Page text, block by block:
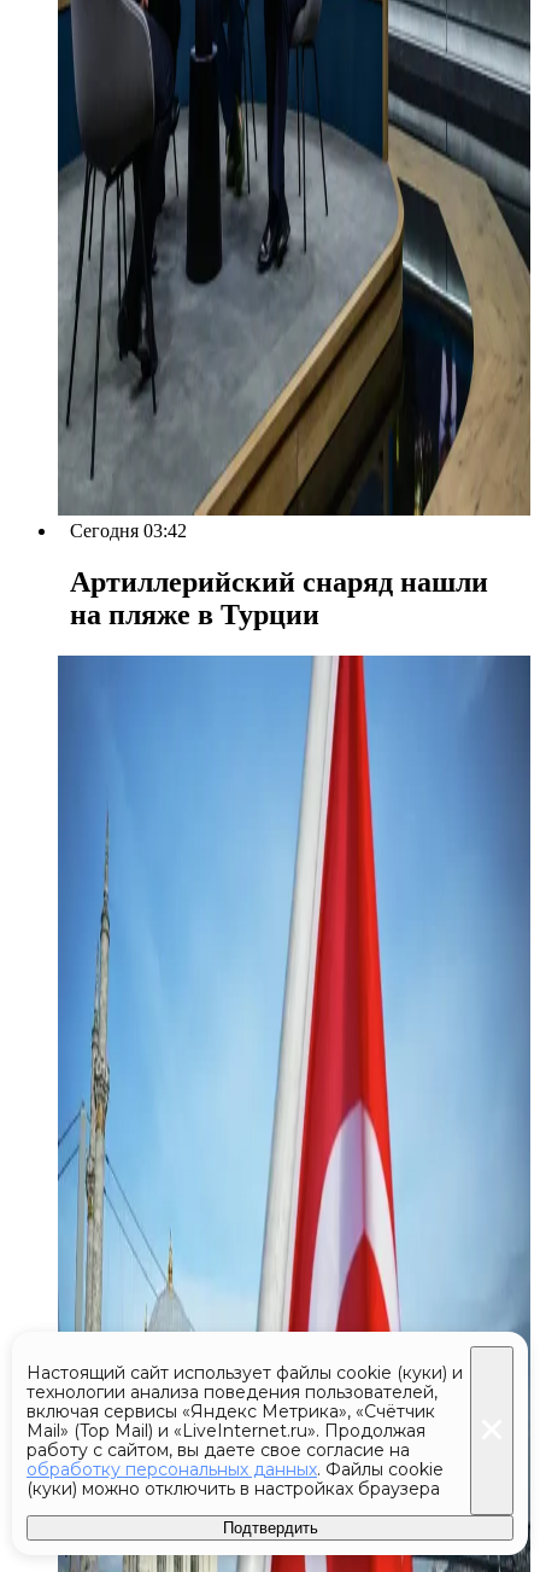
Сегодня 03:42
Артиллерийский снаряд нашли
на пляже в Турции
Настоящий сайт использует файлы cookie (куки) и
технологии анализа поведения пользователей,
включая сервисы «Яндекс Метрика», «Счётчик
Mail» (Top Mail) и «LiveInternet.ru». Продолжая
работу с сайтом, вы даете свое согласие на
обработку персональных данных. Файлы cookie
(куки) можно отключить в настройках браузера
Подтвердить